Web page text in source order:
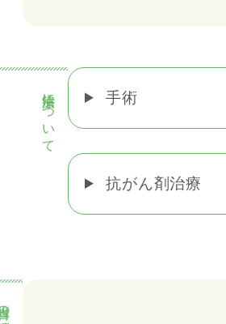
治療法について 手術
抗がん剤治療
の紹介